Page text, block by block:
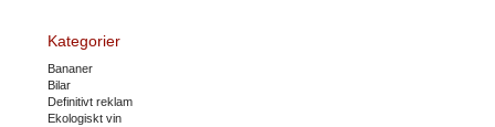
Kategorier
Bananer
Bilar
Definitivt reklam
Ekologiskt vin